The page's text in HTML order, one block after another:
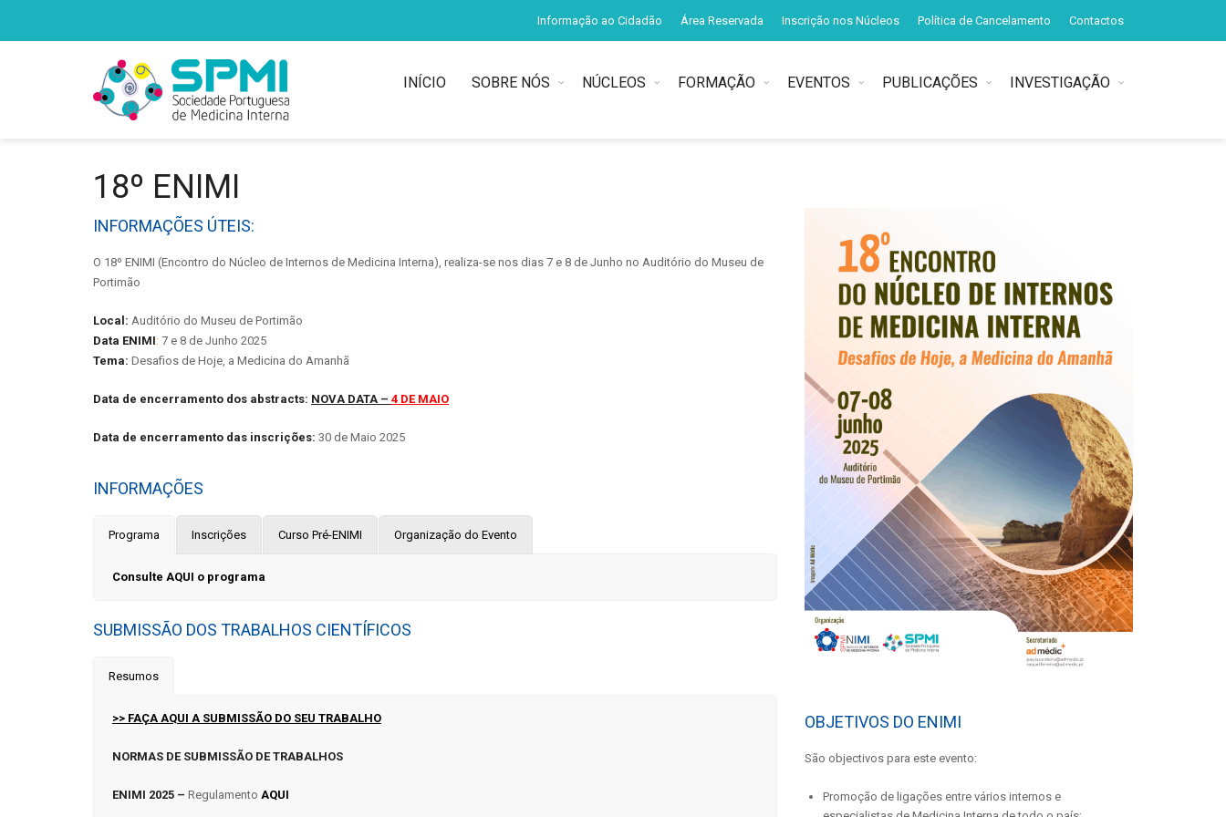
Informação ao Cidadão Área Reservada Inscrição nos Núcleos Política de Cancelamento Contactos
INÍCIO SOBRE NÓS NÚCLEOS FORMAÇÃO EVENTOS PUBLICAÇÕES INVESTIGAÇÃO
18º ENIMI
INFORMAÇÕES ÚTEIS:
O 18º ENIMI (Encontro do Núcleo de Internos de Medicina Interna), realiza-se nos dias 7 e 8 de Junho no Auditório do Museu de
Portimão
Local: Auditório do Museu de Portimão
Data ENIMI: 7 e 8 de Junho 2025
Tema: Desafios de Hoje, a Medicina do Amanhã
Data de encerramento dos abstracts: NOVA DATA – 4 DE MAIO
Data de encerramento das inscrições: 30 de Maio 2025
INFORMAÇÕES
Programa Inscrições Curso Pré-ENIMI Organização do Evento
Consulte AQUI o programa
SUBMISSÃO DOS TRABALHOS CIENTÍFICOS
Resumos
>> FAÇA AQUI A SUBMISSÃO DO SEU TRABALHO
NORMAS DE SUBMISSÃO DE TRABALHOS
ENIMI 2025 – Regulamento AQUI
OBJETIVOS DO ENIMI
São objectivos para este evento:
Promoção de ligações entre vários internos e